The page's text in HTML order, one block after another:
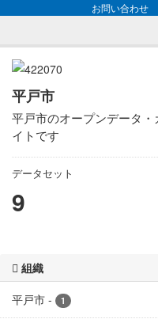
お問い合わせ
平戸市
平戸市のオープンデータ・
イトです
データセット
9
組織
平戸市 - 1